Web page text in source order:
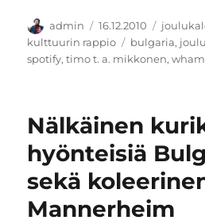
Kirjoittaja
admin Julkaistu
16.12.2010
kulttuurin rappio
Avainsanat
bulgaria,
spotify,timo t. a. mikkonen,
Nälkäinen
hyönteisiä
sekä
Mannerheim